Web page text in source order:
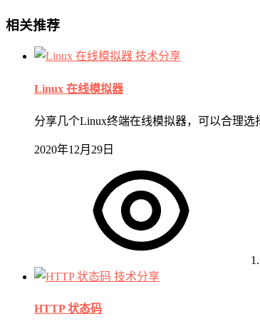
相关推荐
技术分享
Linux 在线模拟器
分享几个Linux终端在线模拟器，可以合理选
2020年12月29日
技术分享
HTTP 状态码